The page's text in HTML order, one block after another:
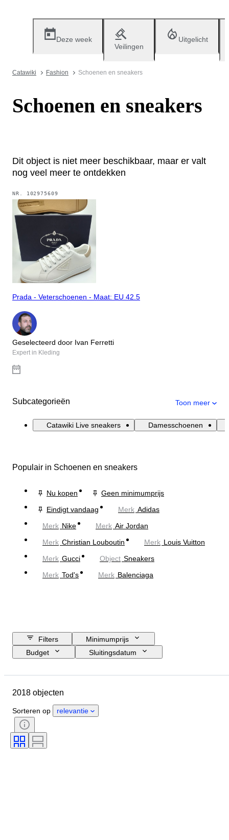
Deze week
Veilingen
Uitgelicht
Catawiki Fashion Schoenen en sneakers
Schoenen en sneakers
Dit object is niet meer beschikbaar, maar er valt
nog veel meer te ontdekken
NR. 102975609
Prada - Veterschoenen - Maat: EU 42.5
Geselecteerd door Ivan Ferretti
Expert in Kleding
Subcategorieën Toon meer
Catawiki Live sneakers Damesschoenen
Populair in Schoenen en sneakers
Nu kopen
Geen minimumprijs
Eindigt vandaag
Merk Adidas
Merk Nike Merk Air Jordan
Merk Christian Louboutin Merk Louis Vuitton
Merk Gucci Object Sneakers
Merk Tod's Merk Balenciaga
Filters
Minimumprijs
Budget
Sluitingsdatum
Materiaal
Handtekening
Kleur
Era
Accessoires inbegrepen
Model
2018 objecten
Sorteren op relevantie